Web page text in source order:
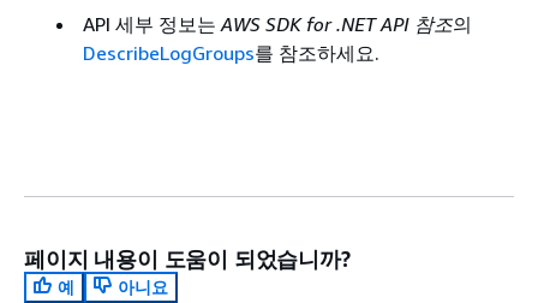
API 세부 정보는AWS SDK for .NET API 참조의
DescribeLogGroups를 참조하세요.
페이지 내용이 도움이 되었습니까?
예
아니요